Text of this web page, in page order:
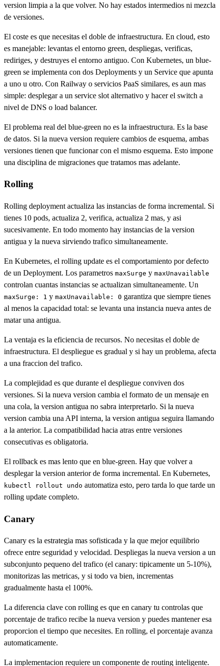
version limpia a la que volver. No hay estados intermedios ni mezcla
de versiones.
El coste es que necesitas el doble de infraestructura. En cloud, esto
es manejable: levantas el entorno green, despliegas, verificas,
rediriges, y destruyes el entorno antiguo. Con Kubernetes, un blue-
green se implementa con dos Deployments y un Service que apunta
a uno u otro. Con Railway o servicios PaaS similares, es aun mas
simple: desplegar a un service slot alternativo y hacer el switch a
nivel de DNS o load balancer.
El problema real del blue-green no es la infraestructura. Es la base
de datos. Si la nueva version requiere cambios de esquema, ambas
versiones tienen que funcionar con el mismo esquema. Esto impone
una disciplina de migraciones que tratamos mas adelante.
Rolling
Rolling deployment actualiza las instancias de forma incremental. Si
tienes 10 pods, actualiza 2, verifica, actualiza 2 mas, y asi
sucesivamente. En todo momento hay instancias de la version
antigua y la nueva sirviendo trafico simultaneamente.
En Kubernetes, el rolling update es el comportamiento por defecto
de un Deployment. Los parametros maxSurge y maxUnavailable
controlan cuantas instancias se actualizan simultaneamente. Un
maxSurge: 1 y maxUnavailable: 0 garantiza que siempre tienes
al menos la capacidad total: se levanta una instancia nueva antes de
matar una antigua.
La ventaja es la eficiencia de recursos. No necesitas el doble de
infraestructura. El despliegue es gradual y si hay un problema, afecta
a una fraccion del trafico.
La complejidad es que durante el despliegue conviven dos
versiones. Si la nueva version cambia el formato de un mensaje en
una cola, la version antigua no sabra interpretarlo. Si la nueva
version cambia una API interna, la version antigua seguira llamando
a la anterior. La compatibilidad hacia atras entre versiones
consecutivas es obligatoria.
El rollback es mas lento que en blue-green. Hay que volver a
desplegar la version anterior de forma incremental. En Kubernetes,
kubectl rollout undo automatiza esto, pero tarda lo que tarde un
rolling update completo.
Canary
Canary es la estrategia mas sofisticada y la que mejor equilibrio
ofrece entre seguridad y velocidad. Despliegas la nueva version a un
subconjunto pequeno del trafico (el canary: tipicamente un 5-10%),
monitorizas las metricas, y si todo va bien, incrementas
gradualmente hasta el 100%.
La diferencia clave con rolling es que en canary tu controlas que
porcentaje de trafico recibe la nueva version y puedes mantener esa
proporcion el tiempo que necesites. En rolling, el porcentaje avanza
automaticamente.
La implementacion requiere un componente de routing inteligente.